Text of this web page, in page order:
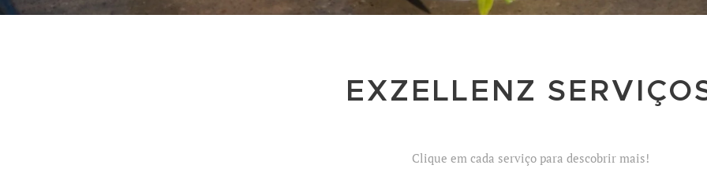
EXZELLENZ
Clique em cada serviço para descobrir mais!